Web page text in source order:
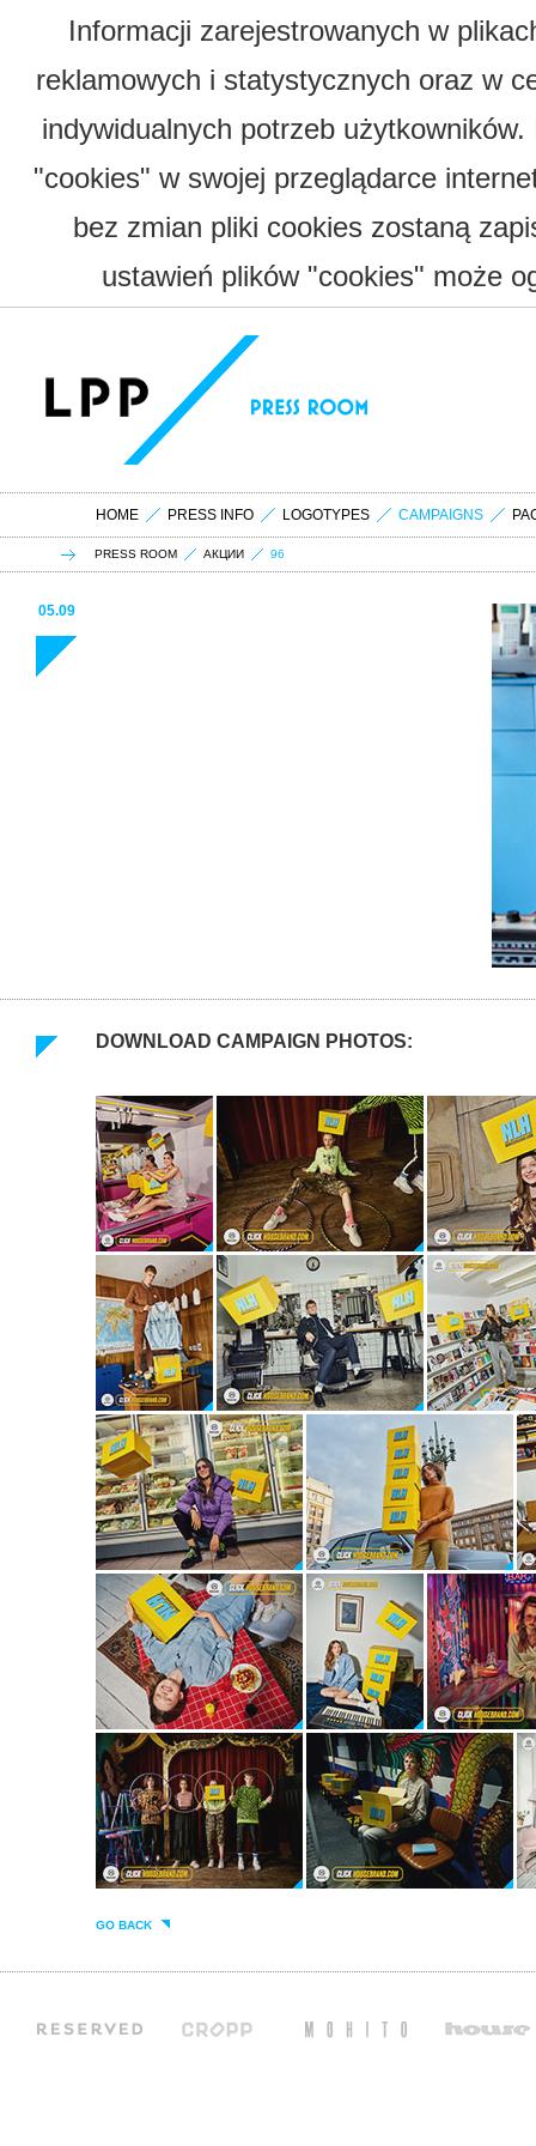
Informacji zarejestrowanych w
reklamowych i statystycznych oraz w
indywidualnych potrzeb
"cookies" w swojej przeglądarce
bez zmian pliki cookies zostaną
ustawień plików "cookies" może
HOME PRESS INFO LOGOTYPES CAMPAIGNS
PRESS ROOM АКЦИИ 96
05.09
DOWNLOAD CAMPAIGN PHOTOS:
GO BACK